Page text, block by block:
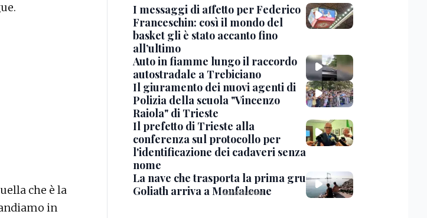
che è la
in
I messaggi di affetto per Federico
Franceschin: così il mondo del
basket gli è stato accanto fino
all’ultimo
Auto in fiamme lungo il raccordo
autostradale a Trebiciano
Il giuramento dei nuovi agenti di
Polizia della scuola "Vincenzo
Raiola" di Trieste
Il prefetto di Trieste alla
conferenza sul protocollo per
l'identificazione dei cadaveri senza
nome
La nave che trasporta la prima gru
Goliath arriva a Monfalcone